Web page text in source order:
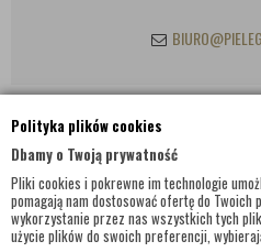
Polityka plików cookies
Dbamy o Twoją prywatność
Pliki cookies i pokrewne im technologie
pomagają nam dostosować ofertę do
wykorzystanie przez nas wszystkich tych
użycie plików do swoich preferencji,
INFORMACJE KONTAKTOWE